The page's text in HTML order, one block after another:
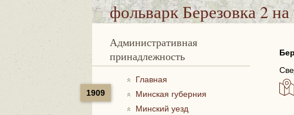
фольварк Березовка 2на
Административная
принадлежность
1909
Главная
Минская губерния
Минский уезд